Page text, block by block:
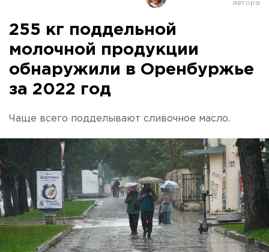
255 кг поддельной
молочной продукции
обнаружили в Оренбуржье
за 2022 год
Чаще всего подделывают сливочное масло.